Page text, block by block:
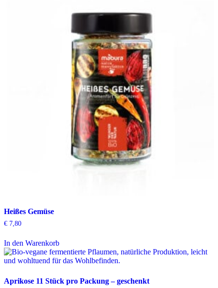
Heißes Gemüse
€ 7,80
In den Warenkorb
Aprikose 11 Stück pro Packung – geschenkt